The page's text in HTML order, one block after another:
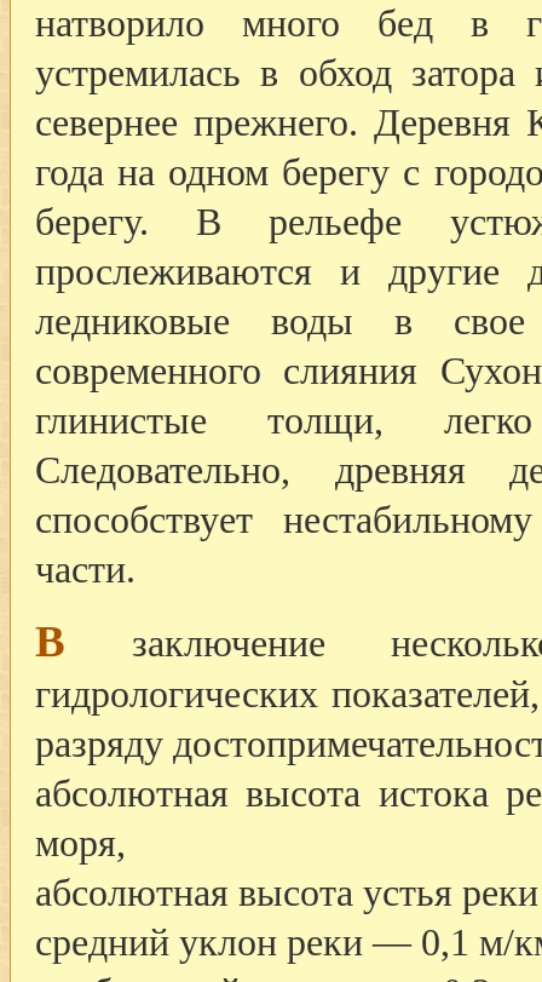
натворило много бед в
устремилась в обход
севернее прежнего.
года на одном берегу с
берегу. В рельефе
прослеживаются и другие
ледниковые воды в
современного слияния
глинистые толщи,
Следовательно,
способствует
части.
В заключение
гидрологических
разряду
абсолютная высота истока
моря,
абсолютная высота устья
средний уклон реки — 0,1 м/